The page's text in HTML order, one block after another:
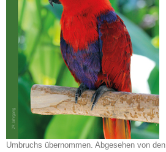
Umbruchs übernommen. Abgesehen von den